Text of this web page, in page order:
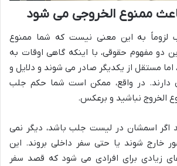
ممنوع الخروجی می شود
لزوماً به این معنی نیست که شما ممنوع
دو مفهوم حقوقی، با اینکه گاهی اوقات به
اما مستقل از یکدیگر صادر می شوند و دلایل و
دارند. در واقع، ممکن است شما حکم جلب
الخروج نباشید و برعکس.
اگر اسمشان در لیست جلب باشد، دیگر نمی
خارج شوند یا حتی سفر داخلی بروند. این
زیادی برای افرادی می شود که قصد سفر